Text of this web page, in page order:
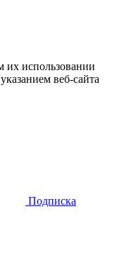
их использовании
веб-сайта
Подписка